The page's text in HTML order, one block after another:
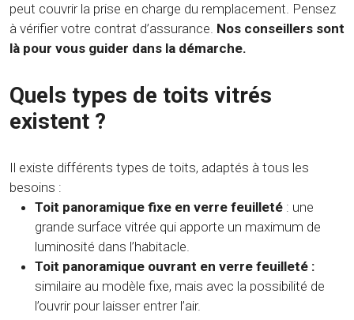
peut couvrir la prise en charge du remplacement. Pensez
à vérifier votre contrat d’assurance. Nos conseillers sont
là pour vous guider dans la démarche.
Quels types de toits vitrés
existent ?
Il existe différents types de toits, adaptés à tous les
besoins :
Toit panoramique fixe en verre feuilleté : une
grande surface vitrée qui apporte un maximum de
luminosité dans l’habitacle.
Toit panoramique ouvrant en verre feuilleté :
similaire au modèle fixe, mais avec la possibilité de
l’ouvrir pour laisser entrer l’air.